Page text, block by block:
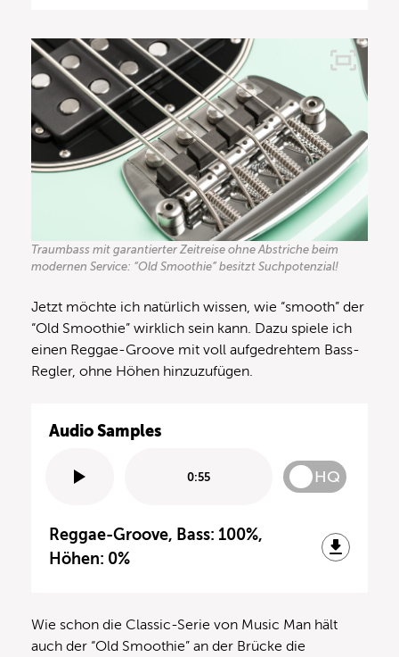
Traumbass mit garantierter Zeitreise ohne Abstriche beim
modernen Service: “Old Smoothie” besitzt Suchpotenzial!
Jetzt möchte ich natürlich wissen, wie “smooth” der
“Old Smoothie” wirklich sein kann. Dazu spiele ich
einen Reggae-Groove mit voll aufgedrehtem Bass-
Regler, ohne Höhen hinzuzufügen.
Audio Samples
0:55 HQ
Reggae-Groove, Bass: 100%,
Höhen: 0%
Wie schon die Classic-Serie von Music Man hält
auch der “Old Smoothie” an der Brücke die